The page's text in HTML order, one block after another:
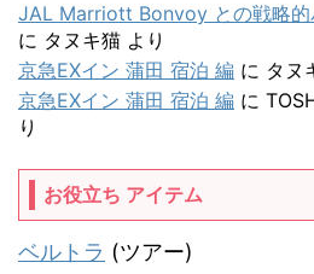
JAL Marriott Bonvoy との戦略的
に タヌキ猫 より
京急EXイン 蒲田 宿泊 編 に タヌ
京急EXイン 蒲田 宿泊 編 に
り
お役立ち アイテム
ベルトラ (ツアー)